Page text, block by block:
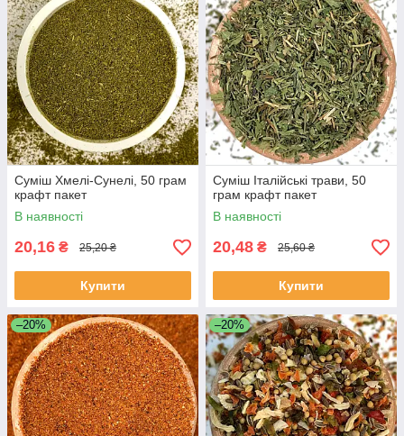
Суміш Хмелі-Сунелі, 50 грам
крафт пакет
В наявності
20,16 ₴ 25,20 ₴
Купити
Суміш Італійські трави, 50
грам крафт пакет
В наявності
20,48 ₴ 25,60 ₴
Купити
–20% –20%